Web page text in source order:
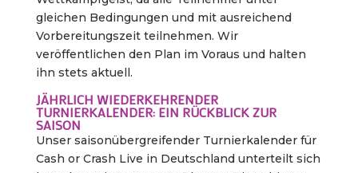
gleichen Bedingungen und mit ausreichend
Vorbereitungszeit teilnehmen. Wir
veröffentlichen den Plan im Voraus und halten
ihn stets aktuell.
JÄHRLICH WIEDERKEHRENDER
TURNIERKALENDER: EIN RÜCKBLICK ZUR
SAISON
Unser saisonübergreifender Turnierkalender für
Cash or Crash Live in Deutschland unterteilt sich